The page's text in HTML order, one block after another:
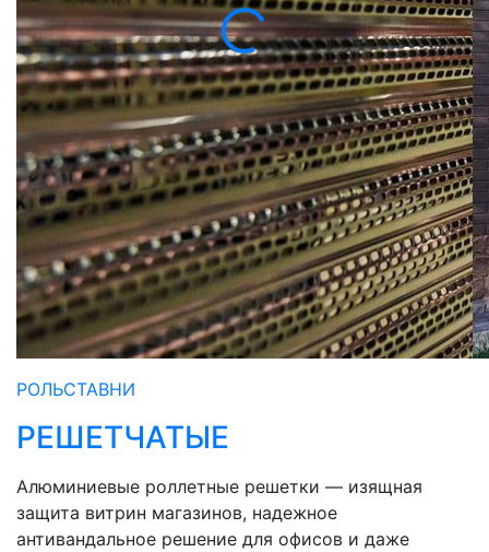
РОЛЬСТАВНИ
РЕШЕТЧАТЫЕ
Алюминиевые роллетные решетки — изящная
защита витрин магазинов, надежное
антивандальное решение для офисов и даже